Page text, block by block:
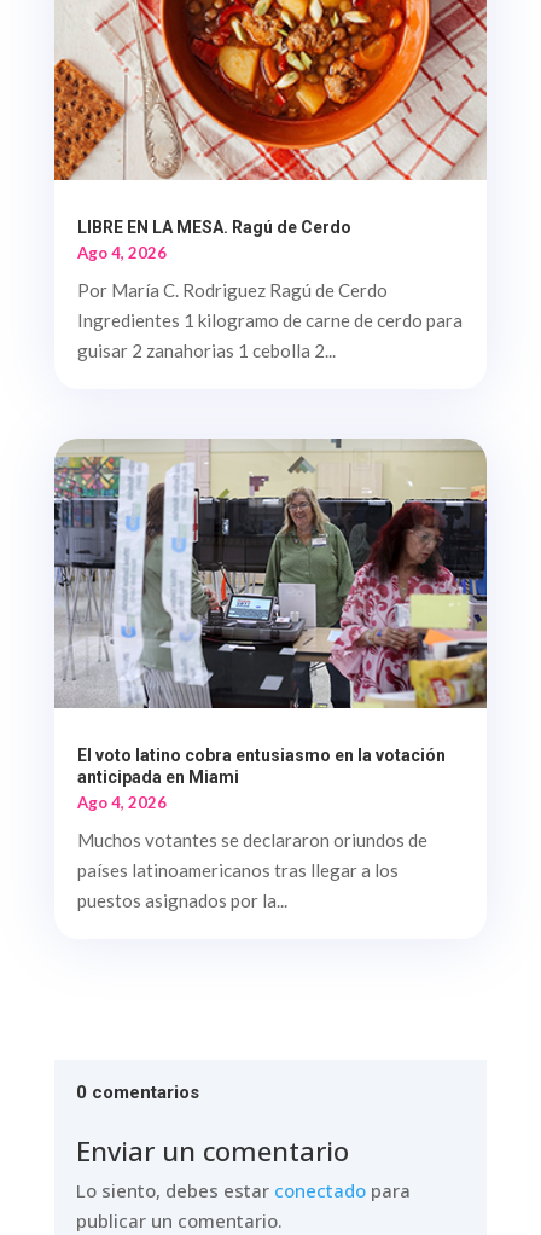
LIBRE EN LA MESA. Ragú de Cerdo
Ago 4, 2026
Por María C. Rodriguez Ragú de Cerdo
Ingredientes 1 kilogramo de carne de cerdo para
guisar 2 zanahorias 1 cebolla 2...
El voto latino cobra entusiasmo en la votación
anticipada en Miami
Ago 4, 2026
Muchos votantes se declararon oriundos de
países latinoamericanos tras llegar a los
puestos asignados por la...
0 comentarios
Enviar un comentario
Lo siento, debes estar conectadopara
publicar un comentario.